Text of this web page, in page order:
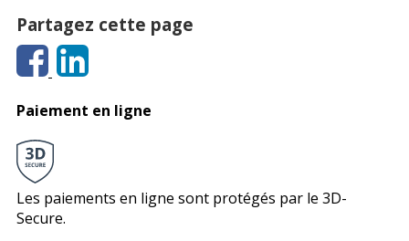
Partagez cette page
Paiement en ligne
Les paiements en ligne sont protégés par le 3D-
Secure.